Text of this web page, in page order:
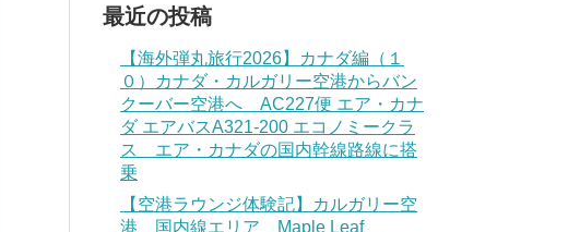
最近の投稿
【海外弾丸旅行2026】カナダ編（１
０）カナダ・カルガリー空港からバン
クーバー空港へ AC227便 エア・カナ
ダ エアバスA321-200 エコノミークラ
ス エア・カナダの国内幹線路線に搭
乗
【空港ラウンジ体験記】カルガリー空
港 国内線エリア Maple Leaf